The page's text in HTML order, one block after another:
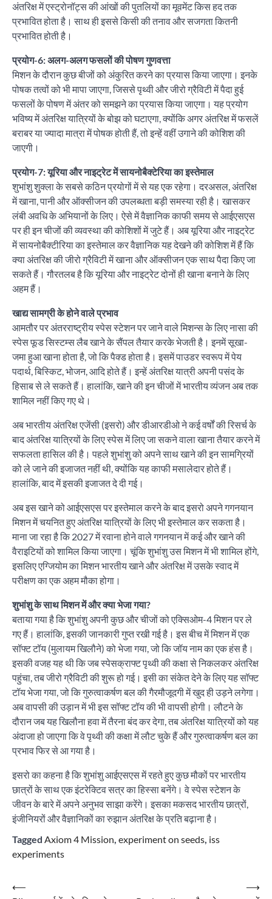
अंतरिक्ष में एस्ट्रोनॉट्स की आंखों की पुतलियों का मूवमेंट किस हद तक
प्रभावित होता है। साथ ही इससे किसी की तनाव और सजगता कितनी
प्रभावित होती है।
प्रयोग-6: अलग-अलग फसलों की पोषण गुणवत्ता
मिशन के दौरान कुछ बीजों को अंकुरित करने का प्रयास किया जाएगा। इनके
पोषक तत्वों को भी मापा जाएगा, जिससे पृथ्वी और जीरो ग्रैविटी में पैदा हुई
फसलों के पोषण में अंतर को समझने का प्रयास किया जाएगा। यह प्रयोग
भविष्य में अंतरिक्ष यात्रियों के बोझ को घटाएगा, क्योंकि अगर अंतरिक्ष में फसलें
बराबर या ज्यादा मात्रा में पोषक होती हैं, तो इन्हें वहीं उगाने की कोशिश की
जाएगी।
प्रयोग-7: यूरिया और नाइट्रेट में सायनोबैक्टेरिया का इस्तेमाल
शुभांशु शुक्ला के सबसे कठिन प्रयोगों में से यह एक रहेगा। दरअसल, अंतरिक्ष
में खाना, पानी और ऑक्सीजन की उपलब्धता बड़ी समस्या रही है। खासकर
लंबी अवधि के अभियानों के लिए। ऐसे में वैज्ञानिक काफी समय से आईएसएस
पर ही इन चीजों की व्यवस्था की कोशिशों में जुटे हैं। अब यूरिया और नाइट्रेट
में सायनोबैक्टीरिया का इस्तेमाल कर वैज्ञानिक यह देखने की कोशिश में हैं कि
क्या अंतरिक्ष की जीरो ग्रैविटी में खाना और ऑक्सीजन एक साथ पैदा किए जा
सकते हैं। गौरतलब है कि यूरिया और नाइट्रेट दोनों ही खाना बनाने के लिए
अहम हैं।
खाद्य सामग्री के होने वाले प्रभाव
आमतौर पर अंतरराष्ट्रीय स्पेस स्टेशन पर जाने वाले मिशन्स के लिए नासा की
स्पेस फूड सिस्टम्स लैब खाने के सैंपल तैयार करके भेजती है। इनमें सूखा-
जमा हुआ खाना होता है, जो कि पैक्ड होता है। इसमें पाउडर स्वरूप में पेय
पदार्थ, बिस्किट, भोजन, आदि होते हैं। इन्हें अंतरिक्ष यात्री अपनी पसंद के
हिसाब से ले सकते हैं। हालांकि, खाने की इन चीजों में भारतीय व्यंजन अब तक
शामिल नहीं किए गए थे।
अब भारतीय अंतरिक्ष एजेंसी (इसरो) और डीआरडीओ ने कई वर्षों की रिसर्च के
बाद अंतरिक्ष यात्रियों के लिए स्पेस में लिए जा सकने वाला खाना तैयार करने में
सफलता हासिल की है। पहले शुभांशु को अपने साथ खाने की इन सामग्रियों
को ले जाने की इजाजत नहीं थी, क्योंकि यह काफी मसालेदार होते हैं।
हालांकि, बाद में इसकी इजाजत दे दी गई।
अब इस खाने को आईएसएस पर इस्तेमाल करने के बाद इसरो अपने गगनयान
मिशन में चयनित हुए अंतरिक्ष यात्रियों के लिए भी इस्तेमाल कर सकता है।
माना जा रहा है कि 2027 में रवाना होने वाले गगनयान में कई और खाने की
वैराइटियों को शामिल किया जाएगा। चूंकि शुभांशु उस मिशन में भी शामिल होंगे,
इसलिए एग्जियोम का मिशन भारतीय खाने और अंतरिक्ष में उसके स्वाद में
परीक्षण का एक अहम मौका होगा।
शुभांशु के साथ मिशन में और क्या भेजा गया?
बताया गया है कि शुभांशु अपनी कुछ और चीजों को एक्सिओम-4 मिशन पर ले
गए हैं। हालांकि, इसकी जानकारी गुप्त रखी गई है। इस बीच में मिशन में एक
सॉफ्ट टॉय (मुलायम खिलौने) को भेजा गया, जो कि जॉय नाम का एक हंस है।
इसकी वजह यह थी कि जब स्पेसक्राफ्ट पृथ्वी की कक्षा से निकलकर अंतरिक्ष
पहुंचा, तब जीरो ग्रैविटी की शुरू हो गई। इसी का संकेत देने के लिए यह सॉफ्ट
टॉय भेजा गया, जो कि गुरुत्वाकर्षण बल की गैरमौजूदगी में खुद ही उड़ने लगेगा।
अब वापसी की उड़ान में भी इस सॉफ्ट टॉय की भी वापसी होगी। लौटने के
दौरान जब यह खिलौना हवा में तैरना बंद कर देगा, तब अंतरिक्ष यात्रियों को यह
अंदाजा हो जाएगा कि वे पृथ्वी की कक्षा में लौट चुके हैं और गुरुत्वाकर्षण बल का
प्रभाव फिर से आ गया है।
इसरो का कहना है कि शुभांशु आईएसएस में रहते हुए कुछ मौकों पर भारतीय
छात्रों के साथ एक इंटरेक्टिव सत्र का हिस्सा बनेंगे। वे स्पेस स्टेशन के
जीवन के बारे में अपने अनुभव साझा करेंगे। इसका मकसद भारतीय छात्रों,
इंजीनियरों और वैज्ञानिकों का रुझान अंतरिक्ष के प्रति बढ़ाना है।
Tagged Axiom 4 Mission, experiment on seeds, iss
experiments
Post
⟵
⟶